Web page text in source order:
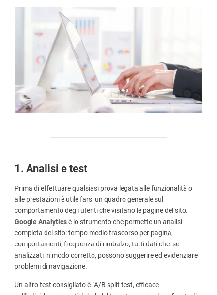
1. Analisi e test
Prima di effettuare qualsiasi prova legata alle funzionalità o
alle prestazioni è utile farsi un quadro generale sul
comportamento degli utenti che visitano le pagine del sito.
Google Analyticsè lo strumento che permette un analisi
completa del sito: tempo medio trascorso per pagina,
comportamenti, frequenza di rimbalzo, tutti dati che, se
analizzati in modo corretto, possono suggerire ed evidenziare
problemi di navigazione.
Un altro test consigliato è l'A/B split test, efficace